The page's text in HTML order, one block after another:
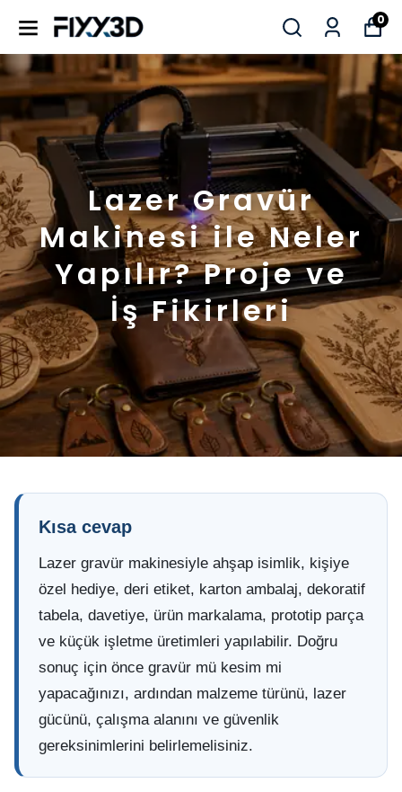
0
Lazer Gravür
Makinesi ile Neler
Yapılır? Proje ve
İş Fikirleri
Kısa cevap
Lazer gravür makinesiyle ahşap isimlik, kişiye
özel hediye, deri etiket, karton ambalaj, dekoratif
tabela, davetiye, ürün markalama, prototip parça
ve küçük işletme üretimleri yapılabilir. Doğru
sonuç için önce gravür mü kesim mi
yapacağınızı, ardından malzeme türünü, lazer
gücünü, çalışma alanını ve güvenlik
gereksinimlerini belirlemelisiniz.